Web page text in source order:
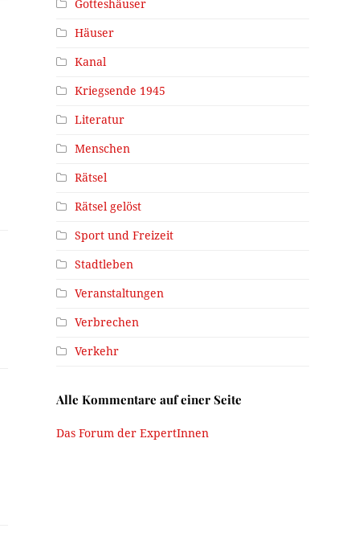
Gotteshäuser
Häuser
Kanal
Kriegsende 1945
Literatur
Menschen
Rätsel
Rätsel gelöst
Sport und Freizeit
Stadtleben
Veranstaltungen
Verbrechen
Verkehr
Alle Kommentare auf einer Seite
Das Forum der ExpertInnen